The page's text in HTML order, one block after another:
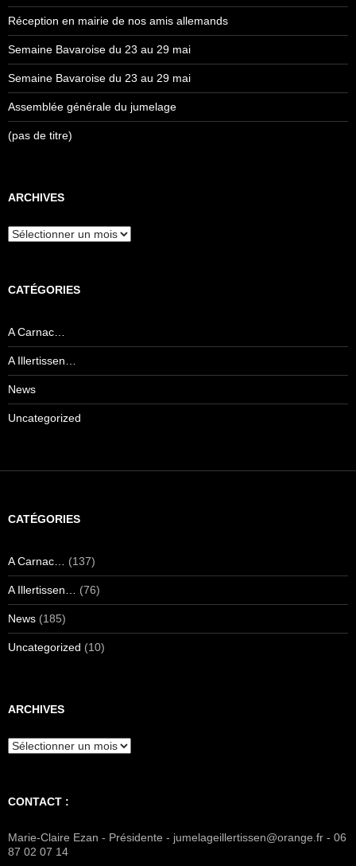
Réception en mairie de nos amis allemands
Semaine Bavaroise du 23 au 29 mai
Semaine Bavaroise du 23 au 29 mai
Assemblée générale du jumelage
(pas de titre)
ARCHIVES
Archives
CATÉGORIES
A Carnac…
A Illertissen…
News
Uncategorized
CATÉGORIES
A Carnac… (137)
A Illertissen… (76)
News (185)
Uncategorized (10)
ARCHIVES
Archives
CONTACT :
Marie-Claire Ezan - Présidente - jumelageillertissen@orange.fr - 06
87 02 07 14